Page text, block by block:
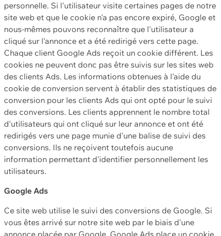
personnelle. Si l'utilisateur visite certaines pages de notre
site web et que le cookie n'a pas encore expiré, Google et
nous-mêmes pouvons reconnaître que l'utilisateur a
cliqué sur l'annonce et a été redirigé vers cette page.
Chaque client Google Ads reçoit un cookie différent. Les
cookies ne peuvent donc pas être suivis sur les sites web
des clients Ads. Les informations obtenues à l'aide du
cookie de conversion servent à établir des statistiques de
conversion pour les clients Ads qui ont opté pour le suivi
des conversions. Les clients apprennent le nombre total
d'utilisateurs qui ont cliqué sur leur annonce et ont été
redirigés vers une page munie d'une balise de suivi des
conversions. Ils ne reçoivent toutefois aucune
information permettant d'identifier personnellement les
utilisateurs.
Google Ads
Ce site web utilise le suivi des conversions de Google. Si
vous êtes arrivé sur notre site web par le biais d'une